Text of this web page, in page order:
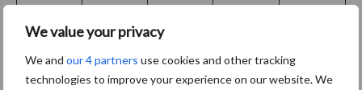
We value your privacy
We and our 4 partners use cookies and other tracking
technologies to improve your experience on our website. We
ADF (g/kg